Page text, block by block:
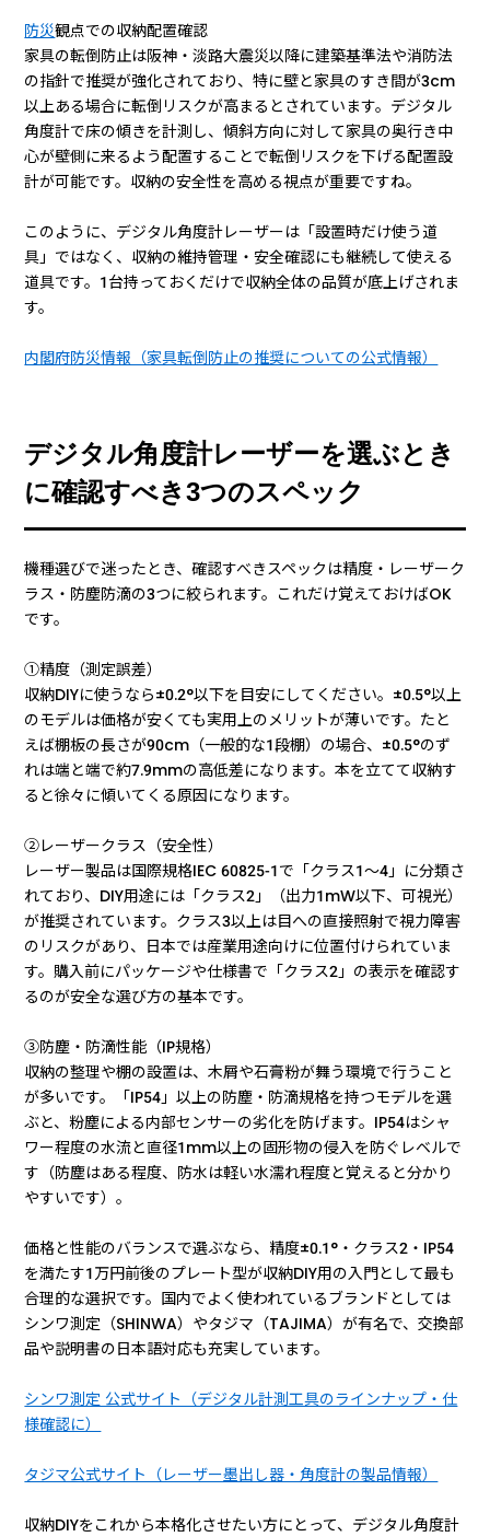
防災観点での収納配置確認
家具の転倒防止は阪神・淡路大震災以降に建築基準法や消防法
の指針で推奨が強化されており、特に壁と家具のすき間が3cm
以上ある場合に転倒リスクが高まるとされています。デジタル
角度計で床の傾きを計測し、傾斜方向に対して家具の奥行き中
心が壁側に来るよう配置することで転倒リスクを下げる配置設
計が可能です。収納の安全性を高める視点が重要ですね。
このように、デジタル角度計レーザーは「設置時だけ使う道
具」ではなく、収納の維持管理・安全確認にも継続して使える
道具です。1台持っておくだけで収納全体の品質が底上げされま
す。
内閣府防災情報（家具転倒防止の推奨についての公式情報）
デジタル角度計レーザーを選ぶとき
に確認すべき3つのスペック
機種選びで迷ったとき、確認すべきスペックは精度・レーザーク
ラス・防塵防滴の3つに絞られます。これだけ覚えておけばOK
です。
①精度（測定誤差）
収納DIYに使うなら±0.2°以下を目安にしてください。±0.5°以上
のモデルは価格が安くても実用上のメリットが薄いです。たと
えば棚板の長さが90cm（一般的な1段棚）の場合、±0.5°のず
れは端と端で約7.9mmの高低差になります。本を立てて収納す
ると徐々に傾いてくる原因になります。
②レーザークラス（安全性）
レーザー製品は国際規格IEC 60825-1で「クラス1〜4」に分類さ
れており、DIY用途には「クラス2」（出力1mW以下、可視光）
が推奨されています。クラス3以上は目への直接照射で視力障害
のリスクがあり、日本では産業用途向けに位置付けられていま
す。購入前にパッケージや仕様書で「クラス2」の表示を確認す
るのが安全な選び方の基本です。
③防塵・防滴性能（IP規格）
収納の整理や棚の設置は、木屑や石膏粉が舞う環境で行うこと
が多いです。「IP54」以上の防塵・防滴規格を持つモデルを選
ぶと、粉塵による内部センサーの劣化を防げます。IP54はシャ
ワー程度の水流と直径1mm以上の固形物の侵入を防ぐレベルで
す（防塵はある程度、防水は軽い水濡れ程度と覚えると分かり
やすいです）。
価格と性能のバランスで選ぶなら、精度±0.1°・クラス2・IP54
を満たす1万円前後のプレート型が収納DIY用の入門として最も
合理的な選択です。国内でよく使われているブランドとしては
シンワ測定（SHINWA）やタジマ（TAJIMA）が有名で、交換部
品や説明書の日本語対応も充実しています。
シンワ測定 公式サイト（デジタル計測工具のラインナップ・仕
様確認に）
タジマ公式サイト（レーザー墨出し器・角度計の製品情報）
収納DIYをこれから本格化させたい方にとって、デジタル角度計